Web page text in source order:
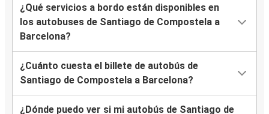
¿Qué servicios a bordo están disponibles en
los autobuses de Santiago de Compostela a
Barcelona?
¿Cuánto cuesta el billete de autobús de
Santiago de Compostela a Barcelona?
¿Dónde puedo ver si mi autobús de Santiago de